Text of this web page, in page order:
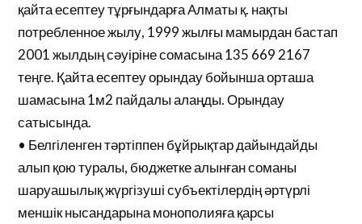
қайта есептеу тұрғындарға Алматы қ. нақты
потребленное жылу, 1999 жылғы мамырдан бастап
2001 жылдың сәуіріне сомасына 135 669 2167
теңге. Қайта есептеу орындау бойынша орташа
шамасына 1м2 пайдалы алаңды. Орындау
сатысында.
• Белгіленген тәртіппен бұйрықтар дайындайды
алып қою туралы, бюджетке алынған соманы
шаруашылық жүргізуші субъектілердің әртүрлі
меншік нысандарына монополияға қарсы